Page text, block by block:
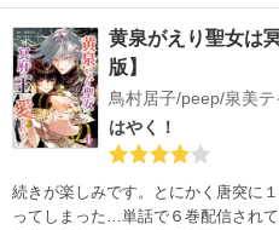
黄泉がえり聖女は
版】
鳥村居子/peep/泉美
はやく！
続きが楽しみです。とにかく唐突に
ってしまった…単話で６巻配信されて